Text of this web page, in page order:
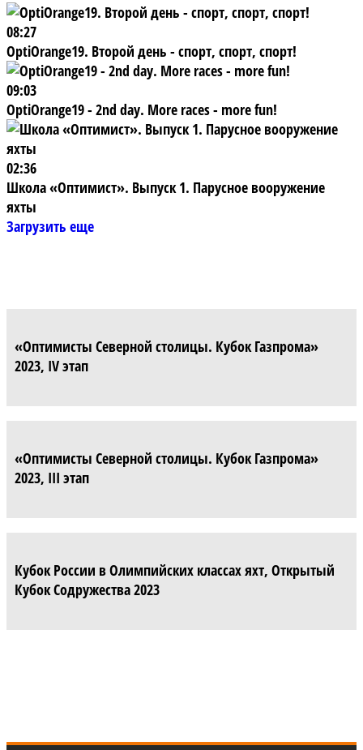
08:27
OptiOrange19. Второй день - спорт, спорт, спорт!
09:03
OptiOrange19 - 2nd day. More races - more fun!
02:36
Школа «Оптимист». Выпуск 1. Парусное вооружение
яхты
Загрузить еще
«Оптимисты Северной столицы. Кубок Газпрома»
2023, IV этап
«Оптимисты Северной столицы. Кубок Газпрома»
2023, III этап
Кубок России в Олимпийских классах яхт, Открытый
Кубок Содружества 2023